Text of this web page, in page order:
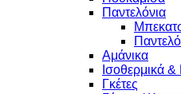
Παντελόνια
Αμάνικα
Ισοθερμικά
Γκέτες